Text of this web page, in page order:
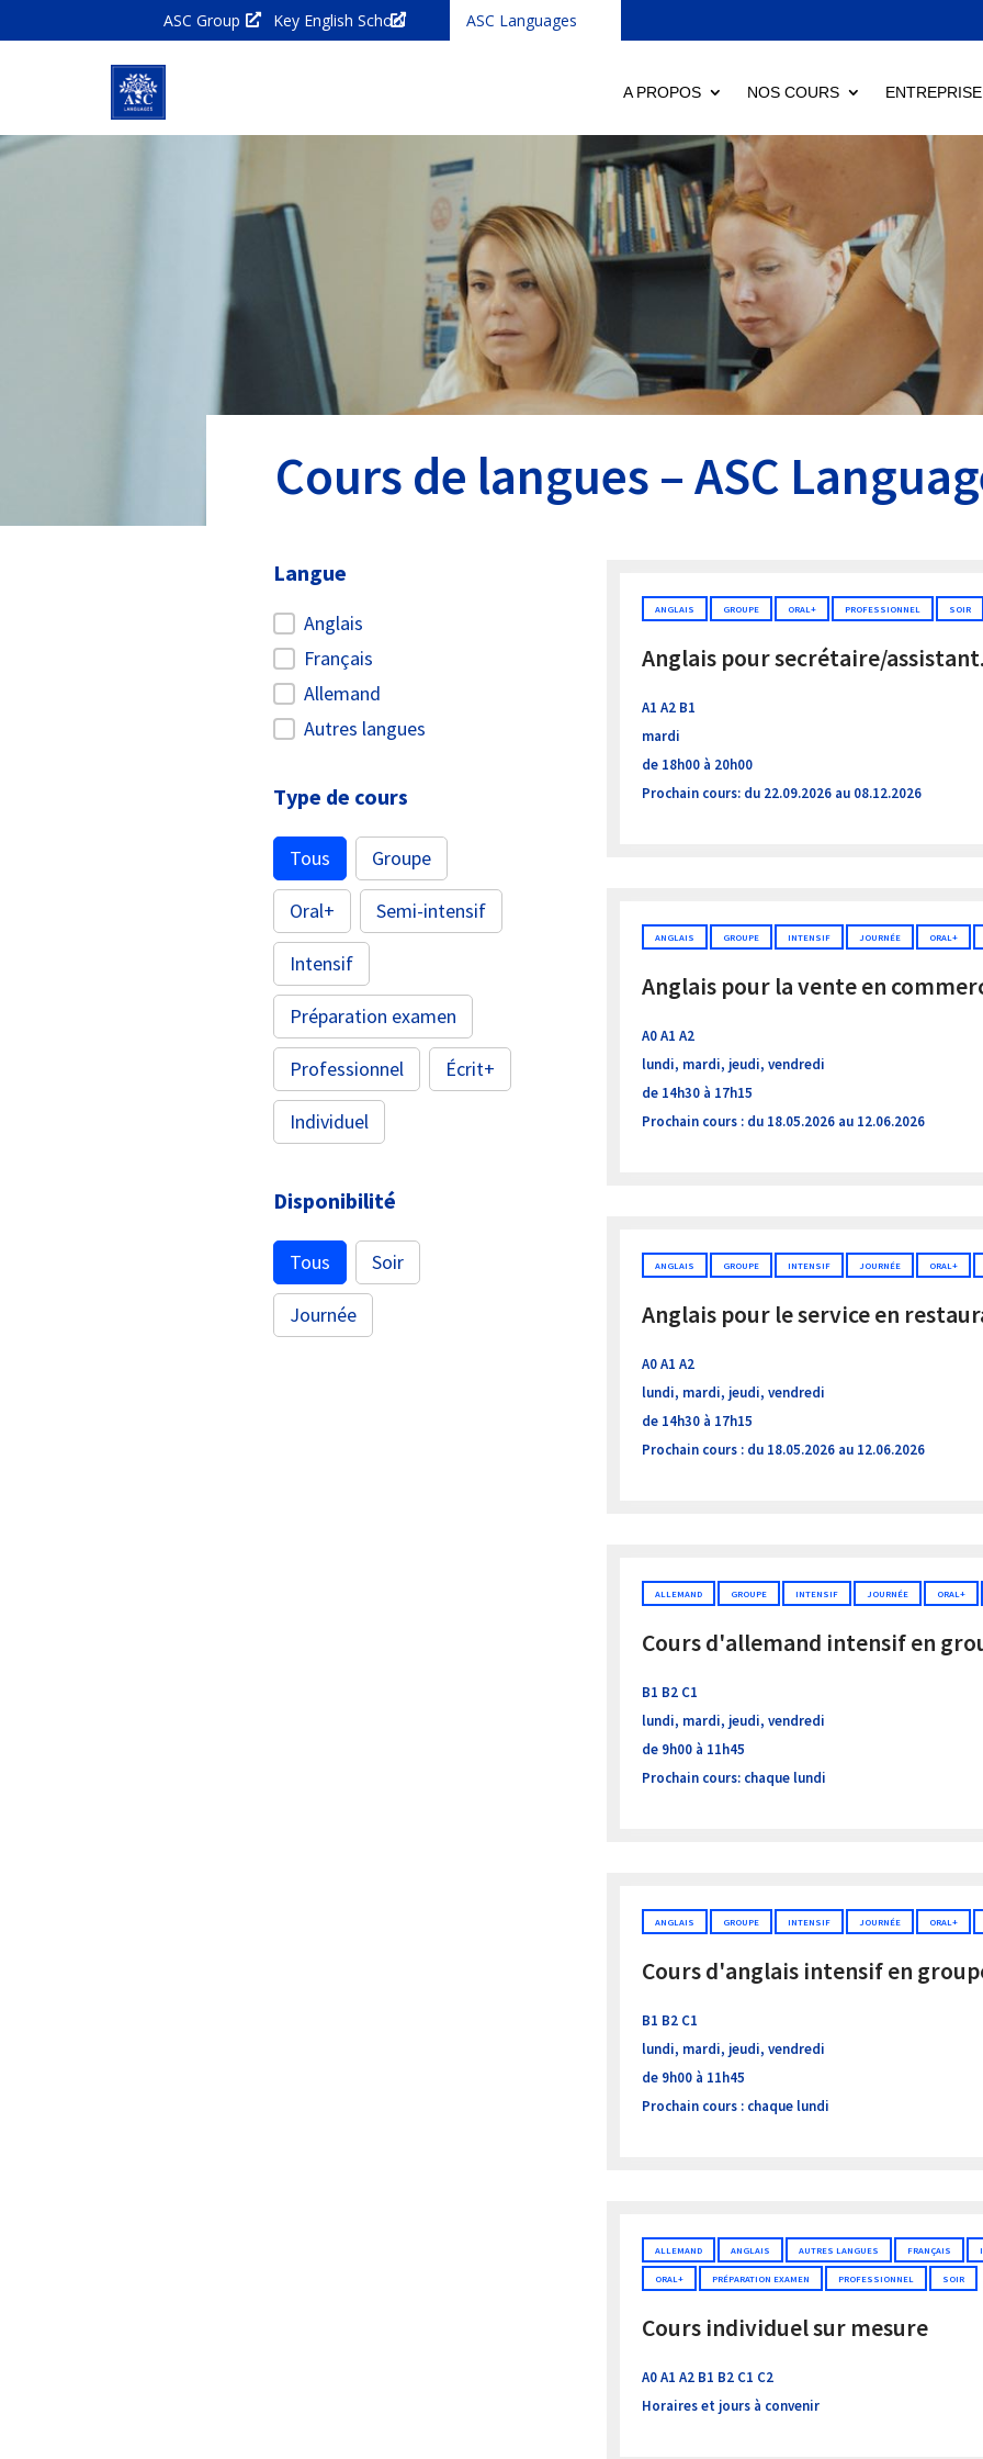
ASC Group Key English School ASC Languages
A PROPOS NOS COURS ENTREPRISE
Cours de langues – ASC
Langue
Langue
Anglais
Français
Allemand
Autres langues
Type de cours
Type de cours
Tous Groupe
Oral+ Semi-intensif
Intensif
Préparation examen
Professionnel Écrit+
Individuel
Disponibilité
Disponibilité
Tous Soir
Journée
ANGLAIS GROUPE ORAL+ PROFESSIONNEL SOIR
Anglais pour secrétaire/
A1 A2 B1
mardi
de 18h00 à 20h00
Prochain cours: du 22.09.2026 au 08.12.2026
ANGLAIS GROUPE INTENSIF JOURNÉE ORAL+
Anglais pour la vente en
A0 A1 A2
lundi, mardi, jeudi, vendredi
de 14h30 à 17h15
Prochain cours : du 18.05.2026 au 12.06.2026
ANGLAIS GROUPE INTENSIF JOURNÉE ORAL+
Anglais pour le service en
A0 A1 A2
lundi, mardi, jeudi, vendredi
de 14h30 à 17h15
Prochain cours : du 18.05.2026 au 12.06.2026
ALLEMAND GROUPE INTENSIF JOURNÉE ORAL+
Cours d'allemand intensif en
B1 B2 C1
lundi, mardi, jeudi, vendredi
de 9h00 à 11h45
Prochain cours: chaque lundi
ANGLAIS GROUPE INTENSIF JOURNÉE ORAL+
Cours d'anglais intensif en
B1 B2 C1
lundi, mardi, jeudi, vendredi
de 9h00 à 11h45
Prochain cours : chaque lundi
ALLEMAND ANGLAIS AUTRES LANGUES FRANÇAIS
ORAL+ PRÉPARATION EXAMEN PROFESSIONNEL SOIR
Cours individuel sur mesure
A0 A1 A2 B1 B2 C1 C2
Horaires et jours à convenir